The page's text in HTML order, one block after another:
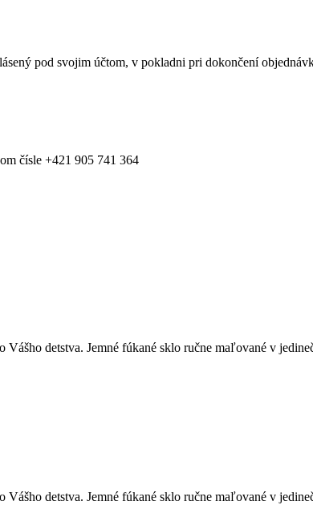
pod svojim účtom, v pokladni pri dokončení
čísle +421 905 741 364
Vášho detstva. Jemné fúkané sklo ručne maľované v
Vášho detstva. Jemné fúkané sklo ručne maľované v